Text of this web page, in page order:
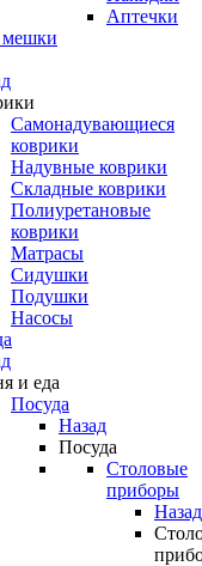
Аптечки
Самонадувающиеся
коврики
Надувные коврики
Складные коврики
Полиуретановые
коврики
Матрасы
Сидушки
Подушки
Насосы
и еда
Посуда
Назад
Посуда
Столовые
приборы
Назад